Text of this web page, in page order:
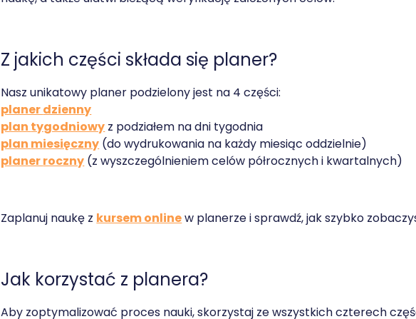
Z jakich części składa się planer?
Nasz unikatowy planer podzielony jest na 4 części:
planerdzienny
plan tygodniowy z podziałem na dni tygodnia
plan miesięczny (do wydrukowania na każdy miesiąc oddzielnie)
planerroczny (z wyszczególnieniem celów półrocznych i kwartalnych)
Zaplanuj naukę z kursem onlinew planerze i sprawdź, jak szybko
Jak korzystać z planera?
Aby zoptymalizować proces nauki, skorzystaj ze wszystkich czterech